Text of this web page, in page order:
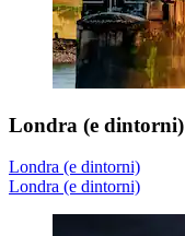
Londra (e dintorni)
Londra (e dintorni)
Londra (e dintorni)